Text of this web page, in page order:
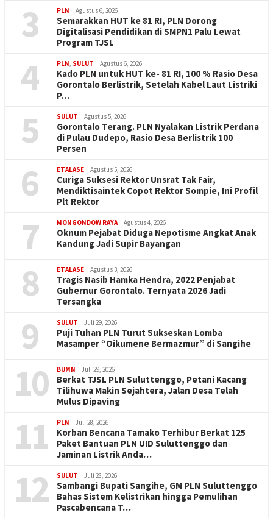
3 PLN Agustus 6, 2026
Semarakkan HUT ke 81 RI, PLN Dorong
Digitalisasi Pendidikan di SMPN1 Palu Lewat
Program TJSL
4 PLN, SULUT Agustus 6, 2026
Kado PLN untuk HUT ke- 81 RI, 100 % Rasio Desa
Gorontalo Berlistrik, Setelah Kabel Laut Listriki
P…
5 SULUT Agustus 5, 2026
Gorontalo Terang. PLN Nyalakan Listrik Perdana
di Pulau Dudepo, Rasio Desa Berlistrik 100
Persen
6 ETALASE Agustus 5, 2026
Curiga Suksesi Rektor Unsrat Tak Fair,
Mendiktisaintek Copot Rektor Sompie, Ini Profil
Plt Rektor
7 MONGONDOW RAYA Agustus 4, 2026
Oknum Pejabat Diduga Nepotisme Angkat Anak
Kandung Jadi Supir Bayangan
8 ETALASE Agustus 3, 2026
Tragis Nasib Hamka Hendra, 2022 Penjabat
Gubernur Gorontalo. Ternyata 2026 Jadi
Tersangka
9 SULUT Juli 29, 2026
Puji Tuhan PLN Turut Sukseskan Lomba
Masamper “Oikumene Bermazmur” di Sangihe
10 BUMN Juli 29, 2026
Berkat TJSL PLN Suluttenggo, Petani Kacang
Tilihuwa Makin Sejahtera, Jalan Desa Telah
Mulus Dipaving
11 PLN Juli 28, 2026
Korban Bencana Tamako Terhibur Berkat 125
Paket Bantuan PLN UID Suluttenggo dan
Jaminan Listrik Anda…
12 SULUT Juli 28, 2026
Sambangi Bupati Sangihe, GM PLN Suluttenggo
Bahas Sistem Kelistrikan hingga Pemulihan
Pascabencana T…